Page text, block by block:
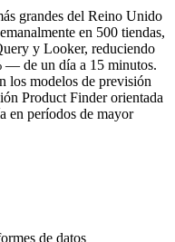
grandes del Reino Unido
en 500 tiendas,
y Looker, reduciendo
— de un día a 15 minutos.
los modelos de previsión
Product Finder orientada
en períodos de mayor
de datos